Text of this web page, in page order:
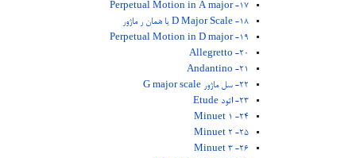
17- Perpetual Motion in A major
18- D Major Scale یا همان ر ماژور
19- Perpetual Motion in D major
20- Allegretto
21- Andantino
22- سل ماژور G major scale
23- اتود Etude
24- Minuet 1
25- Minuet 2
26- Minuet 3